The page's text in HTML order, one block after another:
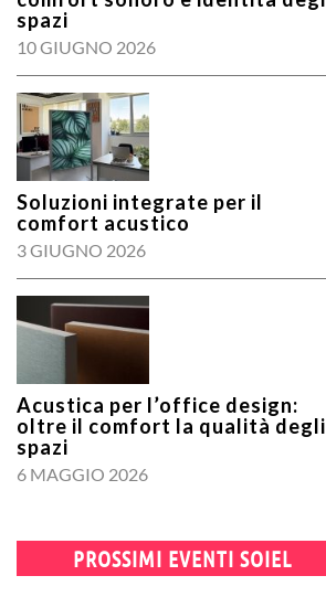
spazi
10 GIUGNO 2026
Soluzioni integrate per il
comfort acustico
3 GIUGNO 2026
Acustica per l’office design:
oltre il comfort la qualità degli
spazi
6 MAGGIO 2026
PROSSIMI EVENTI SOIEL